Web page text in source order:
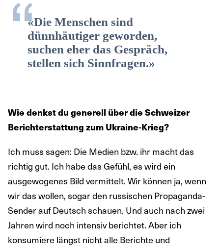
«Die Menschen sind
dünnhäutiger geworden,
suchen eher das Gespräch,
stellen sich Sinnfragen.»
Wie denkst du generell über die Schweizer
Berichterstattung zum Ukraine-Krieg?
Ich muss sagen: Die Medien bzw. ihr macht das
richtig gut. Ich habe das Gefühl, es wird ein
ausgewogenes Bild vermittelt. Wir können ja, wenn
wir das wollen, sogar den russischen Propaganda-
Sender auf Deutsch schauen. Und auch nach zwei
Jahren wird noch intensiv berichtet. Aber ich
konsumiere längst nicht alle Berichte und